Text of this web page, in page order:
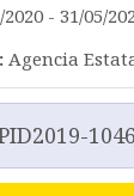
2020 - 31/05/
Agencia